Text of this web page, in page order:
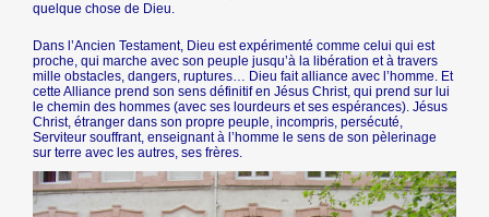
quelque chose de Dieu.
Dans l’Ancien Testament, Dieu est expérimenté comme celui qui est
proche, qui marche avec son peuple jusqu’à la libération et à travers
mille obstacles, dangers, ruptures… Dieu fait alliance avec l’homme. Et
cette Alliance prend son sens définitif en Jésus Christ, qui prend sur lui
le chemin des hommes (avec ses lourdeurs et ses espérances). Jésus
Christ, étranger dans son propre peuple, incompris, persécuté,
Serviteur souffrant, enseignant à l’homme le sens de son pèlerinage
sur terre avec les autres, ses frères.